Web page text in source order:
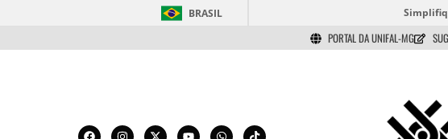
BRASIL
PORTAL DA UNIFAL-MG